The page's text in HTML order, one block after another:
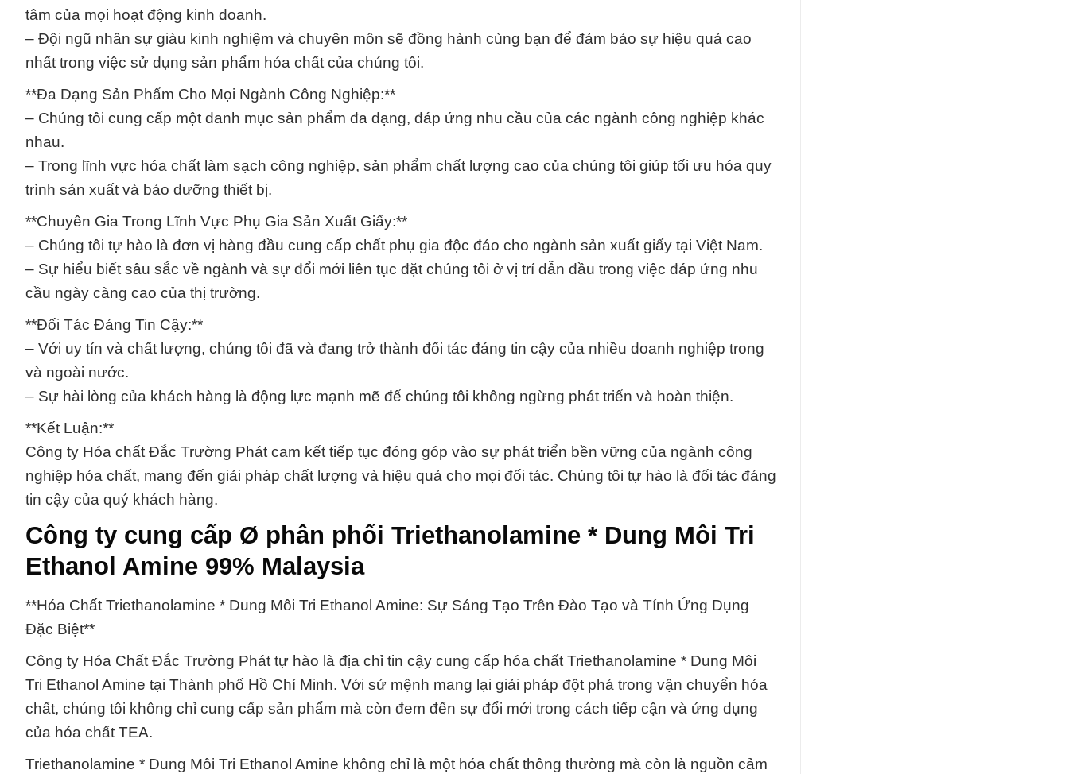
tâm của mọi hoạt động kinh doanh.
– Đội ngũ nhân sự giàu kinh nghiệm và chuyên môn sẽ đồng hành cùng bạn để đảm bảo sự hiệu quả cao
nhất trong việc sử dụng sản phẩm hóa chất của chúng tôi.
**Đa Dạng Sản Phẩm Cho Mọi Ngành Công Nghiệp:**
– Chúng tôi cung cấp một danh mục sản phẩm đa dạng, đáp ứng nhu cầu của các ngành công nghiệp khác
nhau.
– Trong lĩnh vực hóa chất làm sạch công nghiệp, sản phẩm chất lượng cao của chúng tôi giúp tối ưu hóa quy
trình sản xuất và bảo dưỡng thiết bị.
**Chuyên Gia Trong Lĩnh Vực Phụ Gia Sản Xuất Giấy:**
– Chúng tôi tự hào là đơn vị hàng đầu cung cấp chất phụ gia độc đáo cho ngành sản xuất giấy tại Việt Nam.
– Sự hiểu biết sâu sắc về ngành và sự đổi mới liên tục đặt chúng tôi ở vị trí dẫn đầu trong việc đáp ứng nhu
cầu ngày càng cao của thị trường.
**Đối Tác Đáng Tin Cậy:**
– Với uy tín và chất lượng, chúng tôi đã và đang trở thành đối tác đáng tin cậy của nhiều doanh nghiệp trong
và ngoài nước.
– Sự hài lòng của khách hàng là động lực mạnh mẽ để chúng tôi không ngừng phát triển và hoàn thiện.
**Kết Luận:**
Công ty Hóa chất Đắc Trường Phát cam kết tiếp tục đóng góp vào sự phát triển bền vững của ngành công
nghiệp hóa chất, mang đến giải pháp chất lượng và hiệu quả cho mọi đối tác. Chúng tôi tự hào là đối tác đáng
tin cậy của quý khách hàng.
Công ty cung cấp Ø phân phối Triethanolamine * Dung Môi Tri
Ethanol Amine 99% Malaysia
**Hóa Chất Triethanolamine * Dung Môi Tri Ethanol Amine: Sự Sáng Tạo Trên Đào Tạo và Tính Ứng Dụng
Đặc Biệt**
Công ty Hóa Chất Đắc Trường Phát tự hào là địa chỉ tin cậy cung cấp hóa chất Triethanolamine * Dung Môi
Tri Ethanol Amine tại Thành phố Hồ Chí Minh. Với sứ mệnh mang lại giải pháp đột phá trong vận chuyển hóa
chất, chúng tôi không chỉ cung cấp sản phẩm mà còn đem đến sự đổi mới trong cách tiếp cận và ứng dụng
của hóa chất TEA.
Triethanolamine * Dung Môi Tri Ethanol Amine không chỉ là một hóa chất thông thường mà còn là nguồn cảm